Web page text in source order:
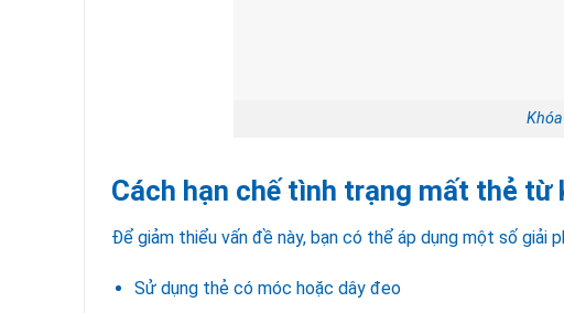
Cách hạn chế tình trạng mất thẻ từ
Để giảm thiểu vấn đề này, bạn có thể áp dụng một số giải
Sử dụng thẻ có móc hoặc dây đeo